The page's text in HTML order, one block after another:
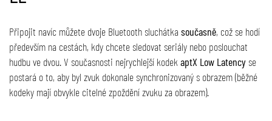
Připojit navíc můžete dvoje Bluetooth sluchátka současně, což se hodí
především na cestách, kdy chcete sledovat seriály nebo poslouchat
hudbu ve dvou. V současnosti nejrychlejší kodek aptX Low Latencyse
postará o to, aby byl zvuk dokonale synchronizovaný s obrazem (běžné
kodeky mají obvykle citelné zpoždění zvuku za obrazem).